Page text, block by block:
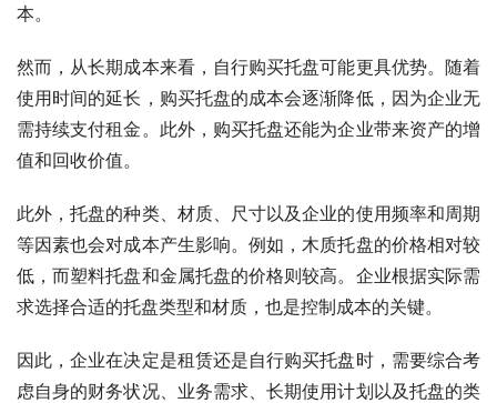
本。
然而，从长期成本来看，自行购买托盘可能更具优势。随着
使用时间的延长，购买托盘的成本会逐渐降低，因为企业无
需持续支付租金。此外，购买托盘还能为企业带来资产的增
值和回收价值。
此外，托盘的种类、材质、尺寸以及企业的使用频率和周期
等因素也会对成本产生影响。例如，木质托盘的价格相对较
低，而塑料托盘和金属托盘的价格则较高。企业根据实际需
求选择合适的托盘类型和材质，也是控制成本的关键。
因此，企业在决定是租赁还是自行购买托盘时，需要综合考
虑自身的财务状况、业务需求、长期使用计划以及托盘的类